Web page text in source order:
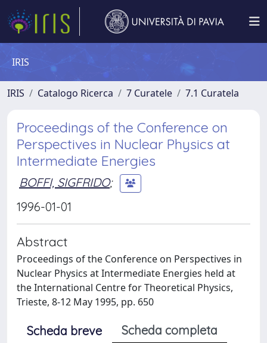
IRIS
IRIS Catalogo Ricerca 7 Curatele 7.1 Curatela
Proceedings of the Conference on
Perspectives in Nuclear Physics at
Intermediate Energies
BOFFI, SIGFRIDO;
1996-01-01
Abstract
Proceedings of the Conference on Perspectives in
Nuclear Physics at Intermediate Energies held at
the International Centre for Theoretical Physics,
Trieste, 8-12 May 1995, pp. 650
Scheda breve
Scheda completa